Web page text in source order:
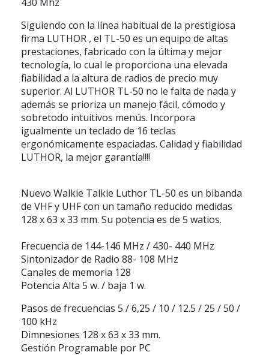
Siguiendo con la línea habitual de la prestigiosa
firma LUTHOR , el TL-50 es un equipo de altas
prestaciones, fabricado con la última y mejor
tecnología, lo cual le proporciona una elevada
fiabilidad a la altura de radios de precio muy
superior. Al LUTHOR TL-50 no le falta de nada y
además se prioriza un manejo fácil, cómodo y
sobretodo intuitivos menús. Incorpora
igualmente un teclado de 16 teclas
ergonómicamente espaciadas. Calidad y fiabilidad
LUTHOR, la mejor garantía!!!!
Nuevo Walkie Talkie Luthor TL-50 es un bibanda
de VHF y UHF con un tamaño reducido medidas
128 x 63 x 33 mm. Su potencia es de 5 watios.
Frecuencia de 144-146 MHz / 430- 440 MHz
Sintonizador de Radio 88- 108 MHz
Canales de memoria 128
Potencia Alta 5 w. / baja 1 w.
Pasos de frecuencias 5 / 6,25 / 10 / 12.5 / 25 / 50 /
100 kHz
Dimnesiones 128 x 63 x 33 mm.
Gestión Programable por PC